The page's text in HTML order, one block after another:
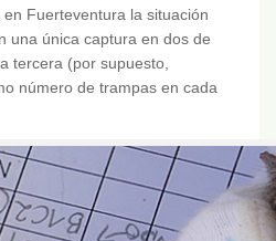
Fuerteventura la situación
una única captura en dos de
tercera (por supuesto,
número de trampas en cada